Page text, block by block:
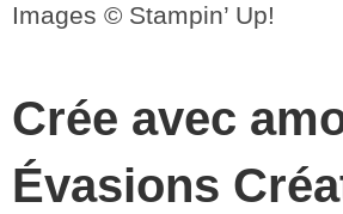
Images © Stampin’ Up!
Crée avec
Évasions